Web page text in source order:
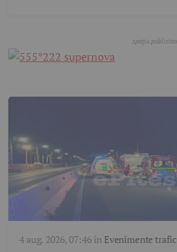
4 aug. 2026, 07:46în Evenimente trafic